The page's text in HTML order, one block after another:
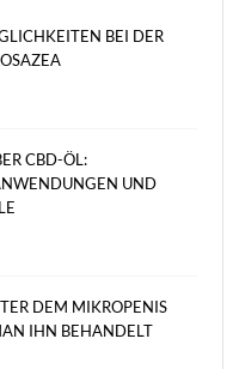
BEI DER
CBD-ÖL:
UND
DEM MIKROPENIS
IHN BEHANDELT